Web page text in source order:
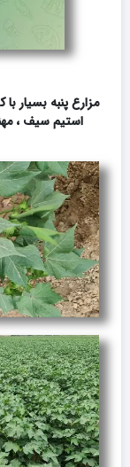
مزارع پنبه بسیار
استیم سیف ،